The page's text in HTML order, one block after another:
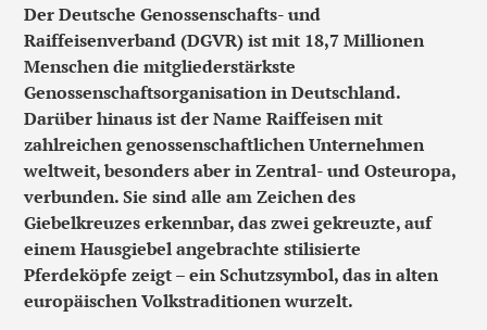
Der Deutsche Genossenschafts- und
Raiffeisenverband (DGVR) ist mit 18,7 Millionen
Menschen die mitgliederstärkste
Genossenschaftsorganisation in Deutschland.
Darüber hinaus ist der Name Raiffeisen mit
zahlreichen genossenschaftlichen Unternehmen
weltweit, besonders aber in Zentral- und Osteuropa,
verbunden. Sie sind alle am Zeichen des
Giebelkreuzes erkennbar, das zwei gekreuzte, auf
einem Hausgiebel angebrachte stilisierte
Pferdeköpfe zeigt – ein Schutzsymbol, das in alten
europäischen Volkstraditionen wurzelt.